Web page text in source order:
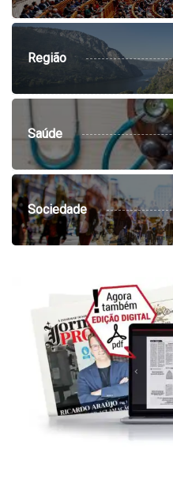
Região
Saúde
Sociedade